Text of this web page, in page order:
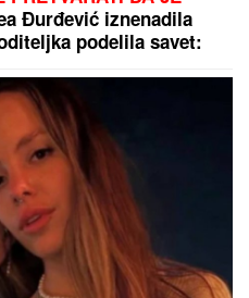
SVI BRUJE O
VASIĆ UHVAĆEN
Isplivala zajednička
ispod šatora